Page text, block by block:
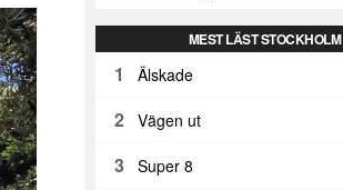
MEST LÄST STOCKHOLM
1 Älskade
2 Vägen ut
3 Super 8